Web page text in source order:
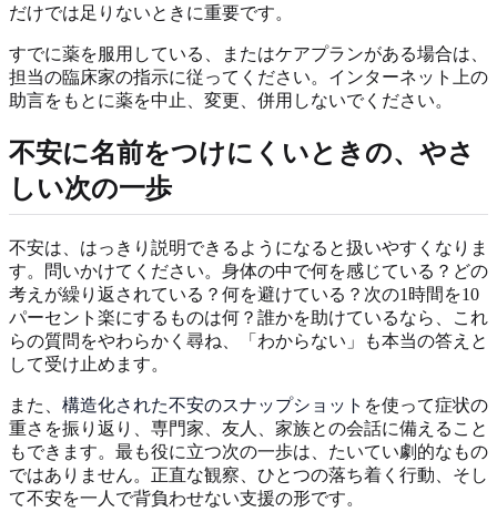
だけでは足りないときに重要です。
すでに薬を服用している、またはケアプランがある場合は、
担当の臨床家の指示に従ってください。インターネット上の
助言をもとに薬を中止、変更、併用しないでください。
不安に名前をつけにくいときの、やさ
しい次の一歩
不安は、はっきり説明できるようになると扱いやすくなりま
す。問いかけてください。身体の中で何を感じている？どの
考えが繰り返されている？何を避けている？次の1時間を10
パーセント楽にするものは何？誰かを助けているなら、これ
らの質問をやわらかく尋ね、「わからない」も本当の答えと
して受け止めます。
また、 構造化された不安のスナップショット を使って症状の
重さを振り返り、専門家、友人、家族との会話に備えること
もできます。最も役に立つ次の一歩は、たいてい劇的なもの
ではありません。正直な観察、ひとつの落ち着く行動、そし
て不安を一人で背負わせない支援の形です。